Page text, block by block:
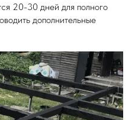
20-30 дней для полного
дополнительные